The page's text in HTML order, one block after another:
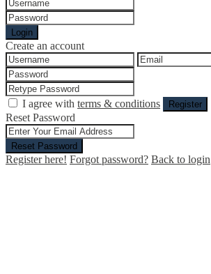
Login
Create an account
I agree with terms & conditions Register
Reset Password
Reset Password
Register here! Forgot password? Back to login